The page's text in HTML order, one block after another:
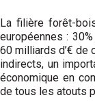
La filière forêt-
européennes :
60 milliards d’€
indirects, un
économique en
de tous les atouts